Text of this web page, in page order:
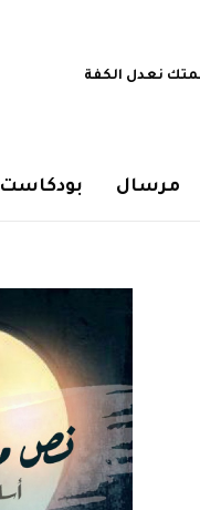
نعدل الكفة
مرسال بودكاست